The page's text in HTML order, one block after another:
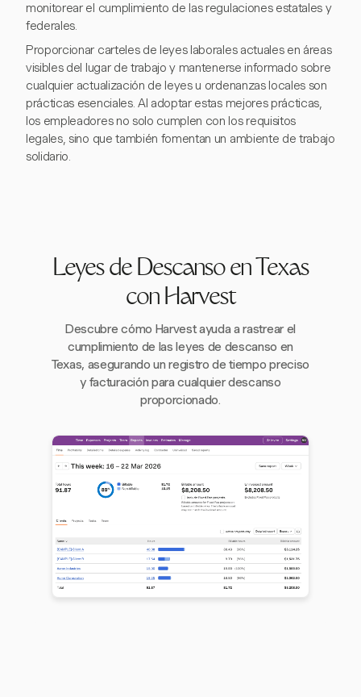
monitorear el cumplimiento de las regulaciones estatales y
federales.
Proporcionar carteles de leyes laborales actuales en áreas
visibles del lugar de trabajo y mantenerse informado sobre
cualquier actualización de leyes u ordenanzas locales son
prácticas esenciales. Al adoptar estas mejores prácticas,
los empleadores no solo cumplen con los requisitos
legales, sino que también fomentan un ambiente de trabajo
solidario.
Leyes de Descanso en Texas
con Harvest
Descubre cómo Harvest ayuda a rastrear el
cumplimiento de las leyes de descanso en
Texas, asegurando un registro de tiempo preciso
y facturación para cualquier descanso
proporcionado.